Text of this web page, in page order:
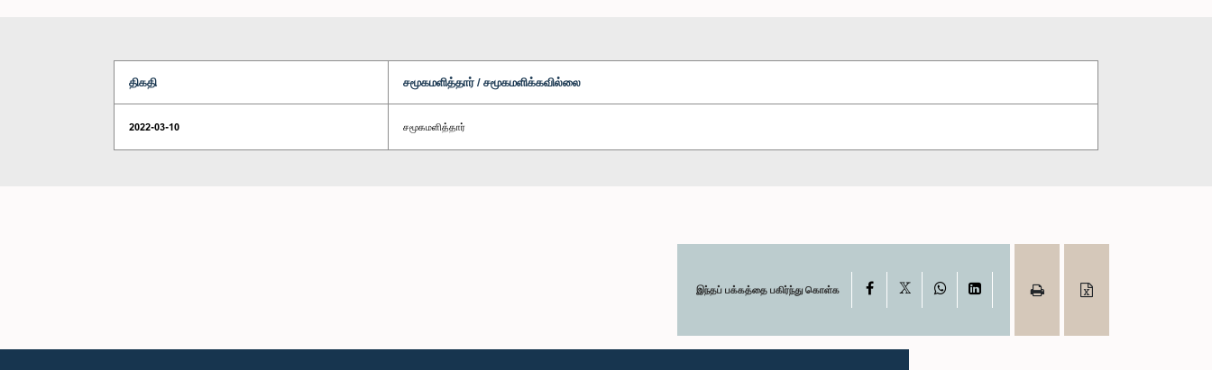
திகதி சமூகமளித்தார் / சமூகமளிக்கவில்லை
2022-03-10 சமூகமளித்தார்
இந்தப் பக்கத்தை பகிர்ந்து கொள்க Facebook WhatsAppLinkedIn